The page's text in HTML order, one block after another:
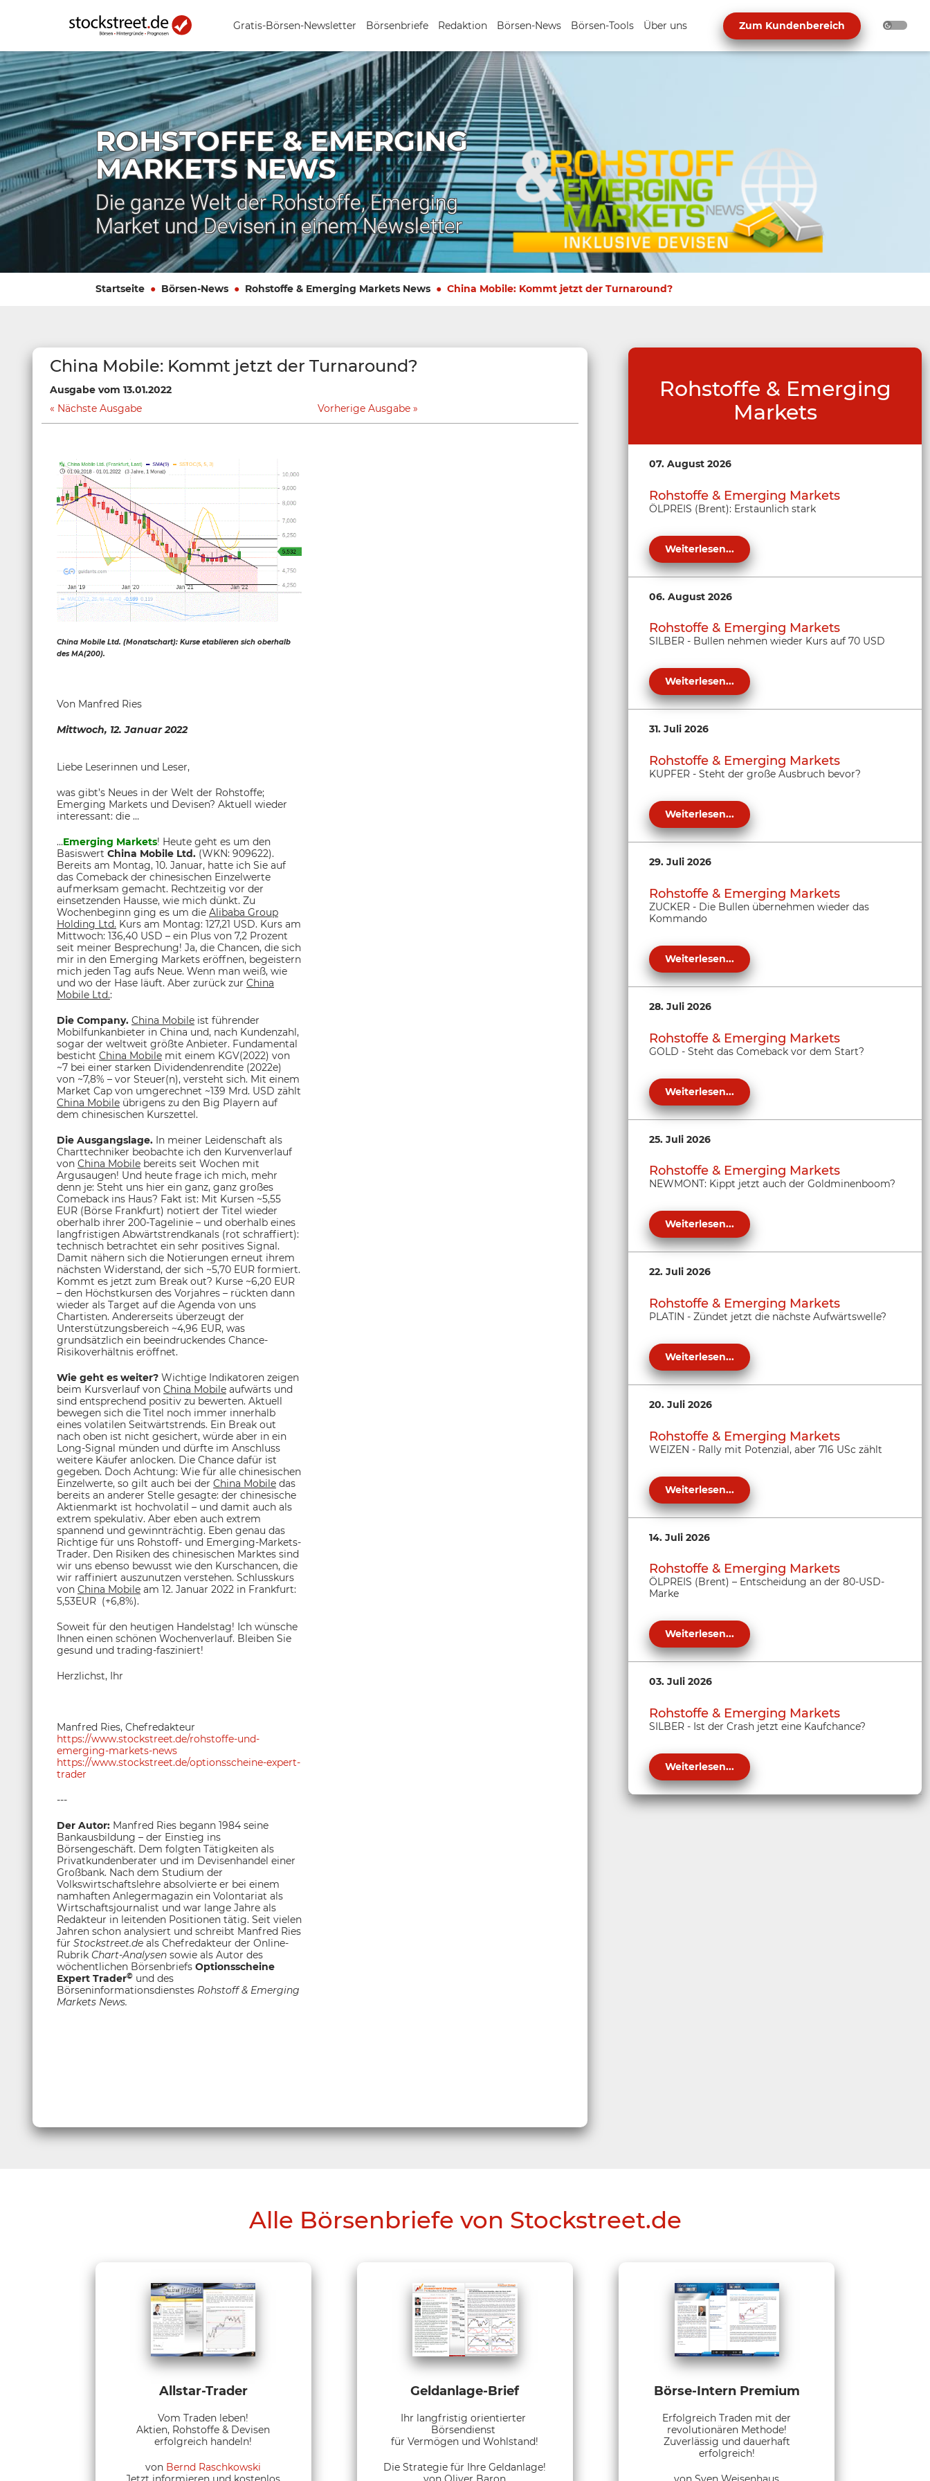
Gratis-Börsen-Newsletter Börsenbriefe Redaktion Börsen-News Börsen-Tools Über uns Zum Kundenbereich
ROHSTOFFE & EMERGING
MARKETS NEWS
Die ganze Welt der Rohstoffe, Emerging
Market und Devisen in einem Newsletter
Startseite Börsen-News Rohstoffe & Emerging Markets News China Mobile: Kommt jetzt der Turnaround?
China Mobile: Kommt jetzt der Turnaround?
Ausgabe vom 13.01.2022
Nächste Ausgabe
Vorherige Ausgabe
China Mobile Ltd. (Monatschart): Kurse etablieren sich oberhalb
des MA(200).
Von Manfred Ries
Mittwoch, 12. Januar 2022
Liebe Leserinnen und Leser,
was gibt’s Neues in der Welt der Rohstoffe;
Emerging Markets und Devisen? Aktuell wieder
interessant: die …
…Emerging Markets! Heute geht es um den
Basiswert China Mobile Ltd. (WKN: 909622).
Bereits am Montag, 10. Januar, hatte ich Sie auf
das Comeback der chinesischen Einzelwerte
aufmerksam gemacht. Rechtzeitig vor der
einsetzenden Hausse, wie mich dünkt. Zu
Wochenbeginn ging es um die Alibaba Group
Holding Ltd. Kurs am Montag: 127,21 USD. Kurs am
Mittwoch: 136,40 USD – ein Plus von 7,2 Prozent
seit meiner Besprechung! Ja, die Chancen, die sich
mir in den Emerging Markets eröffnen, begeistern
mich jeden Tag aufs Neue. Wenn man weiß, wie
und wo der Hase läuft. Aber zurück zur China
Mobile Ltd.:
Die Company. China Mobile ist führender
Mobilfunkanbieter in China und, nach Kundenzahl,
sogar der weltweit größte Anbieter. Fundamental
besticht China Mobile mit einem KGV(2022) von
~7 bei einer starken Dividendenrendite (2022e)
von ~7,8% – vor Steuer(n), versteht sich. Mit einem
Market Cap von umgerechnet ~139 Mrd. USD zählt
China Mobile übrigens zu den Big Playern auf
dem chinesischen Kurszettel.
Die Ausgangslage. In meiner Leidenschaft als
Charttechniker beobachte ich den Kurvenverlauf
von China Mobile bereits seit Wochen mit
Argusaugen! Und heute frage ich mich, mehr
denn je: Steht uns hier ein ganz, ganz großes
Comeback ins Haus? Fakt ist: Mit Kursen ~5,55
EUR (Börse Frankfurt) notiert der Titel wieder
oberhalb ihrer 200-Tagelinie – und oberhalb eines
langfristigen Abwärtstrendkanals (rot schraffiert):
technisch betrachtet ein sehr positives Signal.
Damit nähern sich die Notierungen erneut ihrem
nächsten Widerstand, der sich ~5,70 EUR formiert.
Kommt es jetzt zum Break out? Kurse ~6,20 EUR
– den Höchstkursen des Vorjahres – rückten dann
wieder als Target auf die Agenda von uns
Chartisten. Andererseits überzeugt der
Unterstützungsbereich ~4,96 EUR, was
grundsätzlich ein beeindruckendes Chance-
Risikoverhältnis eröffnet.
Wie geht es weiter? Wichtige Indikatoren zeigen
beim Kursverlauf von China Mobile aufwärts und
sind entsprechend positiv zu bewerten. Aktuell
bewegen sich die Titel noch immer innerhalb
eines volatilen Seitwärtstrends. Ein Break out
nach oben ist nicht gesichert, würde aber in ein
Long-Signal münden und dürfte im Anschluss
weitere Käufer anlocken. Die Chance dafür ist
gegeben. Doch Achtung: Wie für alle chinesischen
Einzelwerte, so gilt auch bei der China Mobile das
bereits an anderer Stelle gesagte: der chinesische
Aktienmarkt ist hochvolatil – und damit auch als
extrem spekulativ. Aber eben auch extrem
spannend und gewinnträchtig. Eben genau das
Richtige für uns Rohstoff- und Emerging-Markets-
Trader. Den Risiken des chinesischen Marktes sind
wir uns ebenso bewusst wie den Kurschancen, die
wir raffiniert auszunutzen verstehen. Schlusskurs
von China Mobile am 12. Januar 2022 in Frankfurt:
5,53EUR (+6,8%).
Soweit für den heutigen Handelstag! Ich wünsche
Ihnen einen schönen Wochenverlauf. Bleiben Sie
gesund und trading-fasziniert!
Herzlichst, Ihr
Manfred Ries, Chefredakteur
https://www.stockstreet.de/rohstoffe-und-
emerging-markets-news
https://www.stockstreet.de/optionsscheine-expert-
trader
---
Der Autor: Manfred Ries begann 1984 seine
Bankausbildung – der Einstieg ins
Börsengeschäft. Dem folgten Tätigkeiten als
Privatkundenberater und im Devisenhandel einer
Großbank. Nach dem Studium der
Volkswirtschaftslehre absolvierte er bei einem
namhaften Anlegermagazin ein Volontariat als
Wirtschaftsjournalist und war lange Jahre als
Redakteur in leitenden Positionen tätig. Seit vielen
Jahren schon analysiert und schreibt Manfred Ries
für Stockstreet.de als Chefredakteur der Online-
Rubrik Chart-Analysen sowie als Autor des
wöchentlichen Börsenbriefs Optionsscheine
Expert Trader© und des
Börseninformationsdienstes Rohstoff & Emerging
Markets News.
Rohstoffe & Emerging
Markets
07. August 2026
Rohstoffe & Emerging Markets
ÖLPREIS (Brent): Erstaunlich stark
Weiterlesen...
06. August 2026
Rohstoffe & Emerging Markets
SILBER - Bullen nehmen wieder Kurs auf 70 USD
Weiterlesen...
31. Juli 2026
Rohstoffe & Emerging Markets
KUPFER - Steht der große Ausbruch bevor?
Weiterlesen...
29. Juli 2026
Rohstoffe & Emerging Markets
ZUCKER - Die Bullen übernehmen wieder das
Kommando
Weiterlesen...
28. Juli 2026
Rohstoffe & Emerging Markets
GOLD - Steht das Comeback vor dem Start?
Weiterlesen...
25. Juli 2026
Rohstoffe & Emerging Markets
NEWMONT: Kippt jetzt auch der Goldminenboom?
Weiterlesen...
22. Juli 2026
Rohstoffe & Emerging Markets
PLATIN - Zündet jetzt die nächste Aufwärtswelle?
Weiterlesen...
20. Juli 2026
Rohstoffe & Emerging Markets
WEIZEN - Rally mit Potenzial, aber 716 USc zählt
Weiterlesen...
14. Juli 2026
Rohstoffe & Emerging Markets
ÖLPREIS (Brent) – Entscheidung an der 80-USD-
Marke
Weiterlesen...
03. Juli 2026
Rohstoffe & Emerging Markets
SILBER - Ist der Crash jetzt eine Kaufchance?
Weiterlesen...
Alle Börsenbriefe von Stockstreet.de
Allstar-Trader
Vom Traden leben!
Aktien, Rohstoffe & Devisen
erfolgreich handeln!
von Bernd Raschkowski
Geldanlage-Brief
Ihr langfristig orientierter
Börsendienst
für Vermögen und Wohlstand!
Die Strategie für Ihre Geldanlage!
Börse-Intern Premium
Erfolgreich Traden mit der
revolutionären Methode!
Zuverlässig und dauerhaft
erfolgreich!